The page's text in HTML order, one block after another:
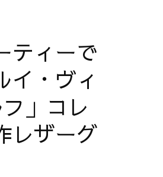
ティーで
イ・ヴィ
」コレ
レザーグ